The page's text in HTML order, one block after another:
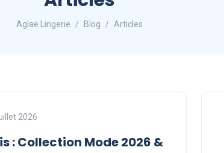
Aglae Lingerie Blog Articles
2026
: Collection Mode 2026 &